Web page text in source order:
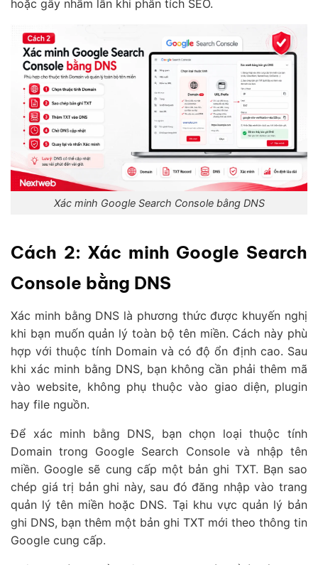
hoặc gây nhầm lẫn khi phân tích SEO.
Xác minh Google Search Console bằng DNS
Cách 2: Xác minh Google Search
Console bằng DNS
Xác minh bằng DNS là phương thức được khuyến nghị
khi bạn muốn quản lý toàn bộ tên miền. Cách này phù
hợp với thuộc tính Domain và có độ ổn định cao. Sau
khi xác minh bằng DNS, bạn không cần phải thêm mã
vào website, không phụ thuộc vào giao diện, plugin
hay file nguồn.
Để xác minh bằng DNS, bạn chọn loại thuộc tính
Domain trong Google Search Console và nhập tên
miền. Google sẽ cung cấp một bản ghi TXT. Bạn sao
chép giá trị bản ghi này, sau đó đăng nhập vào trang
quản lý tên miền hoặc DNS. Tại khu vực quản lý bản
ghi DNS, bạn thêm một bản ghi TXT mới theo thông tin
Google cung cấp.